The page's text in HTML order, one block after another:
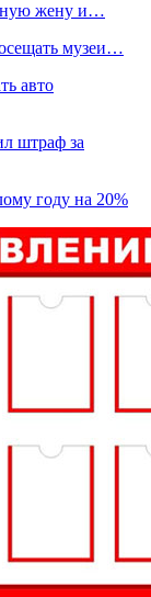
жену и…
музеи…
авто
штраф за
году на 20%